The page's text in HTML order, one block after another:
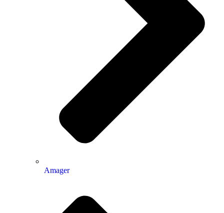
Amager